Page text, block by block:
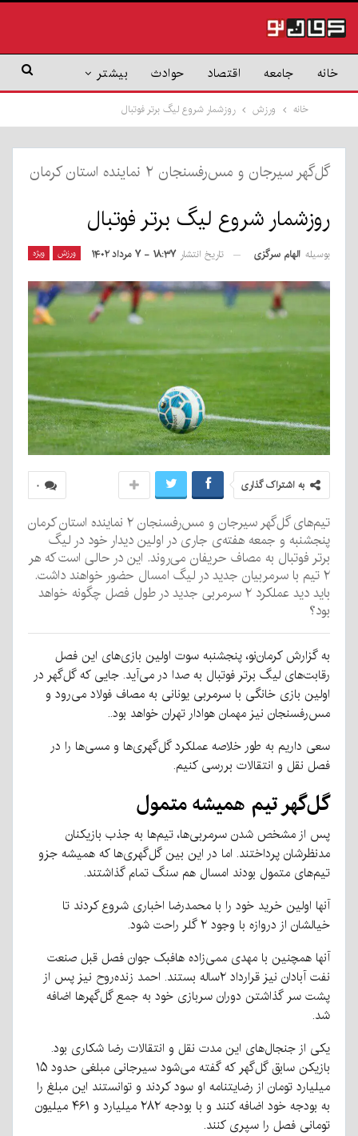
خانه جامعه اقتصاد حوادث بیشتر
خانه ورزش روزشمار شروع لیگ برتر فوتبال
گل‌گهر سیرجان و مس‌رفسنجان ۲ نماینده استان کرمان
روزشمار شروع لیگ برتر فوتبال
ورزش ویژه بوسیله الهام سرگزی تاریخ انتشار ۱۸:۳۷ - ۷ مرداد ۱۴۰۲
۰ به اشتراک گذاری
تیم‌های گل‌گهر سیرجان و مس‌رفسنجان ۲ نماینده استان کرمان
پنجشنبه و جمعه هفته‌ی جاری در اولین دیدار خود در لیگ
برتر فوتبال به مصاف حریفان می‌روند. این در حالی است که هر
۲ تیم با سرمربیان جدید در لیگ امسال حضور خواهند داشت.
باید دید عملکرد ۲ سرمربی جدید در طول فصل چگونه خواهد
بود؟
به گزارش کرمان‌نو، پنجشنبه سوت اولین بازی‌های این فصل
رقابت‌های لیگ برتر فوتبال به صدا در می‌آید. جایی که گل‌گهر در
اولین بازی خانگی با سرمربی یونانی به مصاف فولاد می‌رود و
مس‌رفسنجان نیز مهمان هوادار تهران خواهد بود..
سعی داریم به طور خلاصه عملکرد گل‌گهری‌ها و مسی‌ها را در
فصل نقل و انتقالات بررسی کنیم.
گل‌گهر تیم همیشه متمول
پس از مشخص شدن سرمربی‌ها، تیم‌ها به جذب بازیکنان
مدنظرشان پرداختند. اما در این بین گل‌گهری‌ها که همیشه جزو
تیم‌های متمول بودند امسال هم سنگ تمام گذاشتند.
آنها اولین خرید خود را با محمدرضا اخباری شروع کردند تا
خیالشان از دروازه با وجود ۲ گلر راحت شود.
آنها همچنین با مهدی ممی‌زاده هافبک جوان فصل قبل صنعت
نفت آبادان نیز قرارداد ۲ساله بستند. احمد زنده‌روح نیز پس از
پشت سر گذاشتن دوران سربازی خود به جمع گل‌گهرها اضافه
شد.
یکی از جنجال‌های این مدت نقل و انتقالات رضا شکاری بود.
بازیکن سابق گل‌گهر که گفته می‌شود سیرجانی مبلغی حدود ۱۵
میلیارد تومان از رضایتنامه او سود کردند و توانستند این مبلغ را
به بودجه خود اضافه کنند و با بودجه ۲۸۲ میلیارد و ۴۶۱ میلیون
تومانی فصل را سپری کنند.